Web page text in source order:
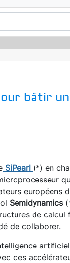
bâtir
SiPearl (*) en
européens
Semidynamics
de calcul
de collaborer.
des